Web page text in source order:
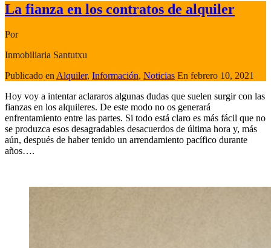
La fianza en los contratos de alquiler
Por
Inmobiliaria Santutxu
Publicado enAlquiler, Información, Noticias En febrero 10, 2021
Hoy voy a intentar aclararos algunas dudas que suelen surgir con las
fianzas en los alquileres. De este modo no os generará
enfrentamiento entre las partes. Si todo está claro es más fácil que no
se produzca esos desagradables desacuerdos de última hora y, más
aún, después de haber tenido un arrendamiento pacífico durante
años….